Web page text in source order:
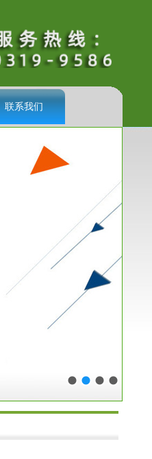
联系我们